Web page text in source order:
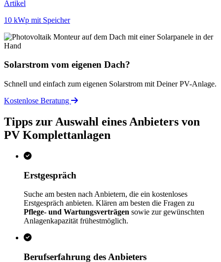
Artikel
10 kWp mit Speicher
Solarstrom vom eigenen Dach?
Schnell und einfach zum eigenen Solarstrom mit Deiner PV-Anlage.
Kostenlose Beratung
Tipps zur Auswahl eines Anbieters von
PV Komplettanlagen
Erstgespräch
Suche am besten nach Anbietern, die ein kostenloses
Erstgespräch anbieten. Klären am besten die Fragen zu
Pflege- und Wartungsverträgen sowie zur gewünschten
Anlagenkapazität frühestmöglich.
Berufserfahrung des Anbieters